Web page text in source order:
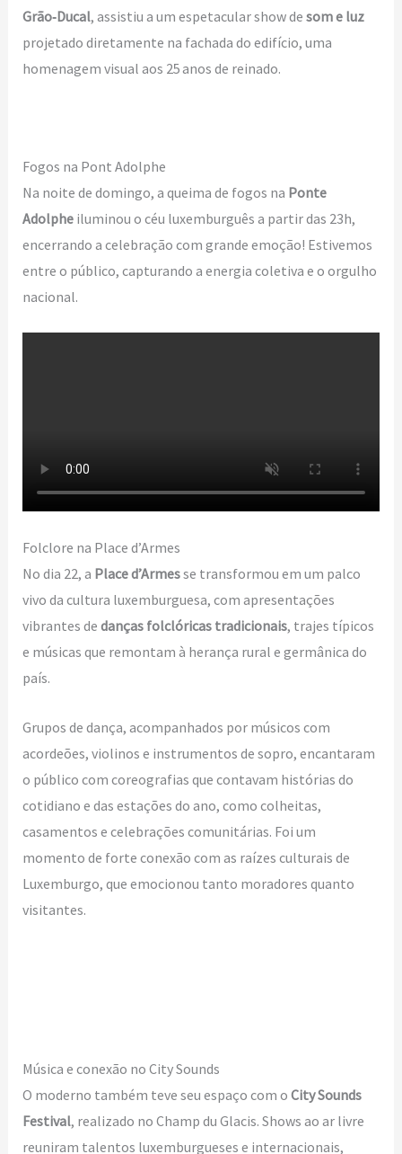
Grão‑Ducal, assistiu a um espetacular show de som e luz
projetado diretamente na fachada do edifício, uma
homenagem visual aos 25 anos de reinado.
Fogos na Pont Adolphe
Na noite de domingo, a queima de fogos na Ponte
Adolpheiluminou o céu luxemburguês a partir das 23h,
encerrando a celebração com grande emoção! Estivemos
entre o público, capturando a energia coletiva e o orgulho
nacional.
Folclore na Place d’Armes
No dia 22, a Place d’Armesse transformou em um palco
vivo da cultura luxemburguesa, com apresentações
vibrantes de danças folclóricas tradicionais, trajes típicos
e músicas que remontam à herança rural e germânica do
país.
Grupos de dança, acompanhados por músicos com
acordeões, violinos e instrumentos de sopro, encantaram
o público com coreografias que contavam histórias do
cotidiano e das estações do ano, como colheitas,
casamentos e celebrações comunitárias. Foi um
momento de forte conexão com as raízes culturais de
Luxemburgo, que emocionou tanto moradores quanto
visitantes.
Música e conexão no City Sounds
O moderno também teve seu espaço com o City Sounds
Festival, realizado no Champ du Glacis. Shows ao ar livre
reuniram talentos luxemburgueses e internacionais,